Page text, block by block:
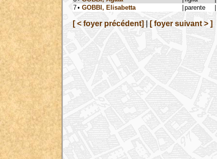
7• GOBBI, Elisabetta |parente |
[ < foyer précédent] [ foyer suivant > ]